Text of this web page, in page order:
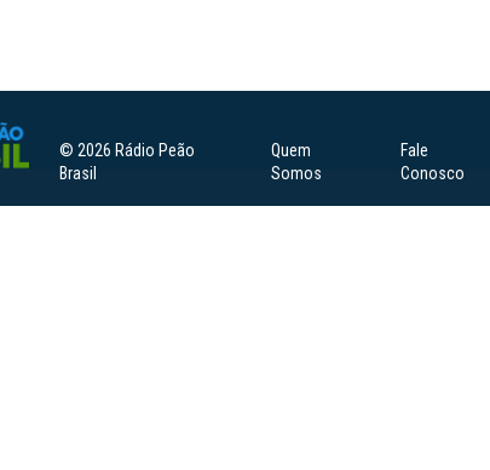
© 2026 Rádio Peão
Brasil
Quem
Somos
Fale
Conosco